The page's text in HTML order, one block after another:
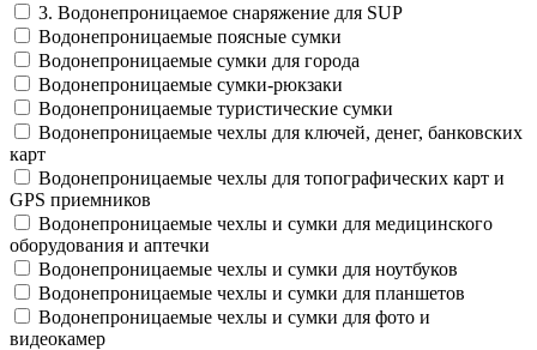
3. Водонепроницаемое снаряжение для SUP
Водонепроницаемые поясные сумки
Водонепроницаемые сумки для города
Водонепроницаемые сумки-рюкзаки
Водонепроницаемые туристические сумки
Водонепроницаемые чехлы для ключей, денег, банковских
карт
Водонепроницаемые чехлы для топографических карт и
GPS приемников
Водонепроницаемые чехлы и сумки для медицинского
оборудования и аптечки
Водонепроницаемые чехлы и сумки для ноутбуков
Водонепроницаемые чехлы и сумки для планшетов
Водонепроницаемые чехлы и сумки для фото и
видеокамер